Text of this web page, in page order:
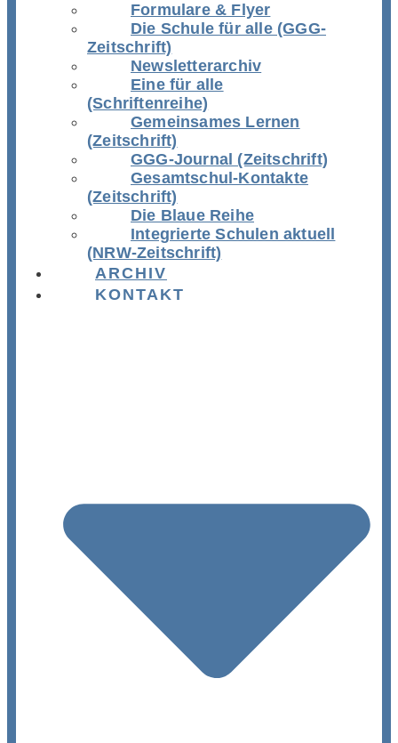
Formulare & Flyer
Die Schule für alle (GGG-
Zeitschrift)
Newsletterarchiv
Eine für alle
(Schriftenreihe)
Gemeinsames Lernen
(Zeitschrift)
GGG-Journal (Zeitschrift)
Gesamtschul-Kontakte
(Zeitschrift)
Die Blaue Reihe
Integrierte Schulen aktuell
(NRW-Zeitschrift)
ARCHIV
KONTAKT